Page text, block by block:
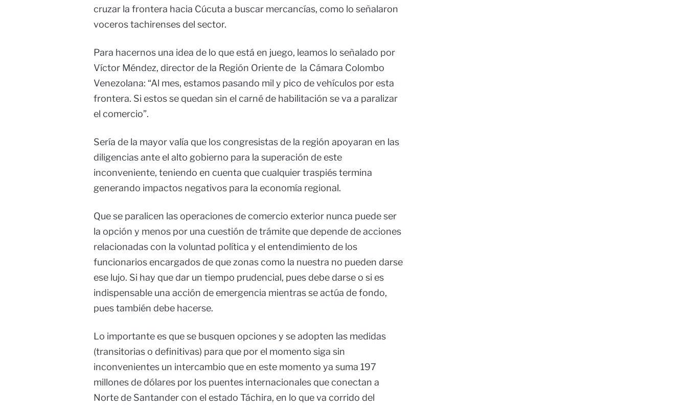
cruzar la frontera hacia Cúcuta a buscar mercancías, como lo señalaron
voceros tachirenses del sector.
Para hacernos una idea de lo que está en juego, leamos lo señalado por
Víctor Méndez, director de la Región Oriente de la Cámara Colombo
Venezolana: “Al mes, estamos pasando mil y pico de vehículos por esta
frontera. Si estos se quedan sin el carné de habilitación se va a paralizar
el comercio”.
Sería de la mayor valía que los congresistas de la región apoyaran en las
diligencias ante el alto gobierno para la superación de este
inconveniente, teniendo en cuenta que cualquier traspiés termina
generando impactos negativos para la economía regional.
Que se paralicen las operaciones de comercio exterior nunca puede ser
la opción y menos por una cuestión de trámite que depende de acciones
relacionadas con la voluntad política y el entendimiento de los
funcionarios encargados de que zonas como la nuestra no pueden darse
ese lujo. Si hay que dar un tiempo prudencial, pues debe darse o si es
indispensable una acción de emergencia mientras se actúa de fondo,
pues también debe hacerse.
Lo importante es que se busquen opciones y se adopten las medidas
(transitorias o definitivas) para que por el momento siga sin
inconvenientes un intercambio que en este momento ya suma 197
millones de dólares por los puentes internacionales que conectan a
Norte de Santander con el estado Táchira, en lo que va corrido del